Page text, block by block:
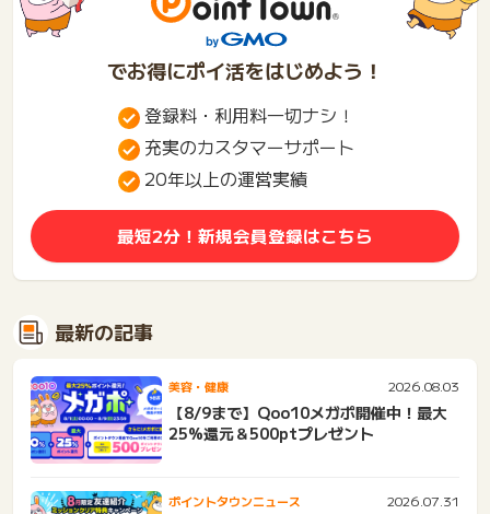
でお得にポイ活をはじめよう！
登録料・利用料一切ナシ！
充実のカスタマーサポート
20年以上の運営実績
最短2分！新規会員登録はこちら
最新の記事
美容・健康 2026.08.03
【8/9まで】Qoo10メガポ開催中！最大
25%還元＆500ptプレゼント
ポイントタウンニュース 2026.07.31